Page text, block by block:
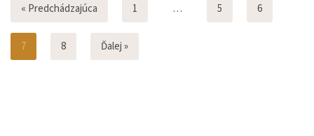
« Predchádzajúca 1 … 5 6
7 8 Ďalej »